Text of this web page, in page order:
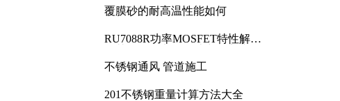
覆膜砂的耐高温性能如何
RU7088R功率MOSFET特性解析
不锈钢通风 管道施工
201不锈钢重量计算方法大全